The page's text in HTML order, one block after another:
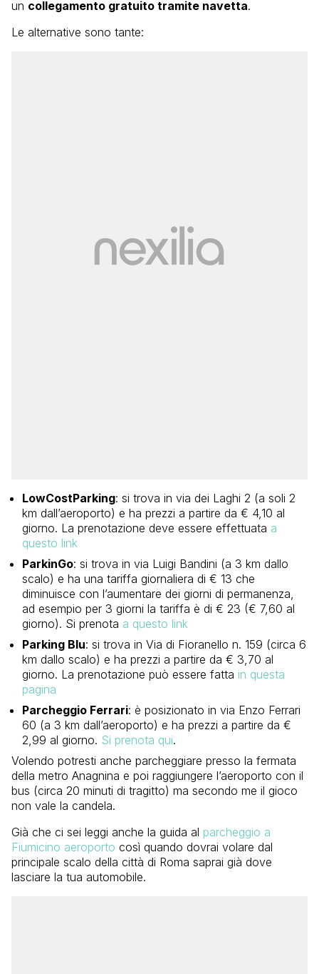
un collegamento gratuito tramite navetta.
Le alternative sono tante:
LowCostParking: si trova in via dei Laghi 2 (a soli 2
km dall’aeroporto) e ha prezzi a partire da € 4,10 al
giorno. La prenotazione deve essere effettuata a
questo link
ParkinGo: si trova in via Luigi Bandini (a 3 km dallo
scalo) e ha una tariffa giornaliera di € 13 che
diminuisce con l’aumentare dei giorni di permanenza,
ad esempio per 3 giorni la tariffa è di € 23 (€ 7,60 al
giorno). Si prenota a questo link
Parking Blu: si trova in Via di Fioranello n. 159 (circa 6
km dallo scalo) e ha prezzi a partire da € 3,70 al
giorno. La prenotazione può essere fatta in questa
pagina
Parcheggio Ferrari: è posizionato in via Enzo Ferrari
60 (a 3 km dall’aeroporto) e ha prezzi a partire da €
2,99 al giorno. Si prenota qui.
Volendo potresti anche parcheggiare presso la fermata
della metro Anagnina e poi raggiungere l’aeroporto con il
bus (circa 20 minuti di tragitto) ma secondo me il gioco
non vale la candela.
Già che ci sei leggi anche la guida al parcheggio a
Fiumicino aeroporto così quando dovrai volare dal
principale scalo della città di Roma saprai già dove
lasciare la tua automobile.